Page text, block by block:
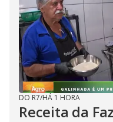
DO R7/HÁ 1 HORA
Receita da